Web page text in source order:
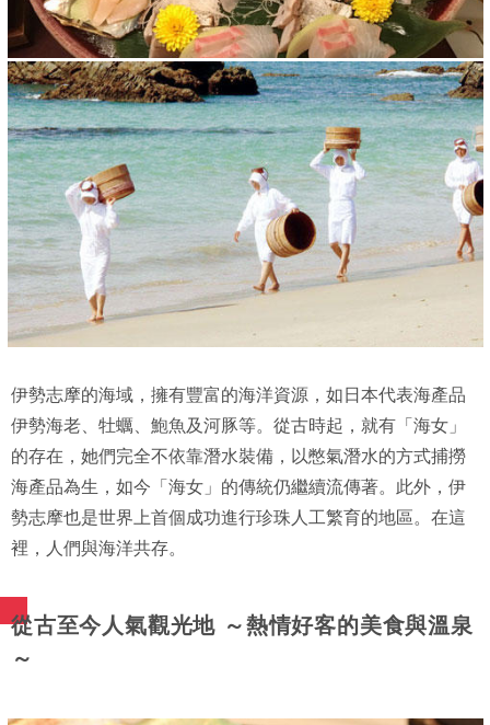
伊勢志摩的海域，擁有豐富的海洋資源，如日本代表海產品
伊勢海老、牡蠣、鮑魚及河豚等。從古時起，就有「海女」
的存在，她們完全不依靠潛水裝備，以憋氣潛水的方式捕撈
海產品為生，如今「海女」的傳統仍繼續流傳著。此外，伊
勢志摩也是世界上首個成功進行珍珠人工繁育的地區。在這
裡，人們與海洋共存。
從古至今人氣觀光地 ～熱情好客的美食與溫泉
～